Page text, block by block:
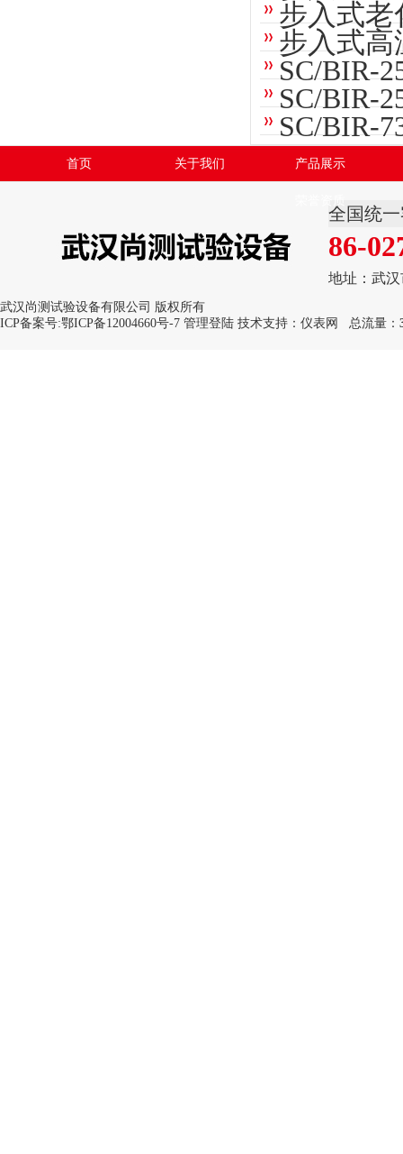
步入式老
步入式高
SC/BIR-
SC/BIR-
SC/BIR-
首页 关于我们 产品展示
全国统
86-
地址：武
武汉尚测试验设备有限公司 版权所有
ICP备案号:鄂ICP备12004660号-7 管理登陆 技术支持： 仪表网 总流量：